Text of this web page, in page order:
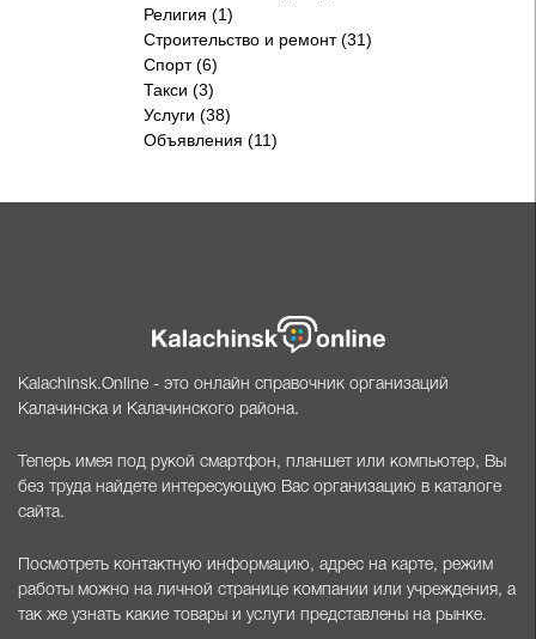
Религия (1)
Строительство и ремонт (31)
Спорт (6)
Такси (3)
Услуги (38)
Объявления (11)
Kalachinsk.Online - это онлайн справочник организаций
Калачинска и Калачинского района.
Теперь имея под рукой смартфон, планшет или компьютер, Вы
без труда найдете интересующую Вас организацию в каталоге
сайта.
Посмотреть контактную информацию, адрес на карте, режим
работы можно на личной странице компании или учреждения, а
так же узнать какие товары и услуги представлены на рынке.